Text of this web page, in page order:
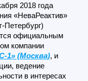
2018 года
«НеваРеактив»
Петербург)
официальным
компании
1» (Москва), и
ведение
в интересах